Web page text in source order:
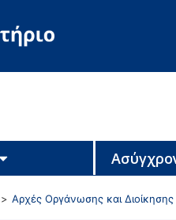
Αρχές Οργάνωσης και Διοίκησης